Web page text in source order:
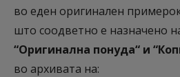
во еден оригинален
што соодветно е назначено
“Оригинална понуда“ и
во архивата на: